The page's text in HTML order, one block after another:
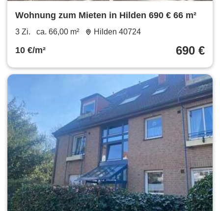
Wohnung zum Mieten in Hilden 690 € 66 m²
3 Zi. ca. 66,00 m² Hilden 40724
10 €/m² 690 €